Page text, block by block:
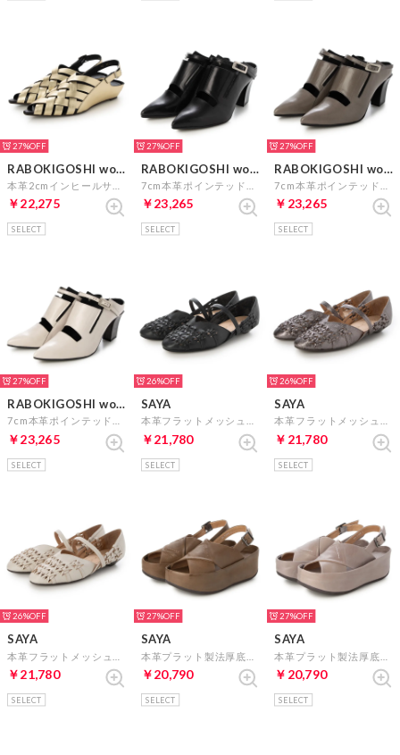
27%
RABOKIGOSHI works
￥22,275
SELECT
27%
RABOKIGOSHI works
￥23,265
SELECT
27%
RABOKIGOSHI works
￥23,265
SELECT
27%
RABOKIGOSHI works
￥23,265
SELECT
26%
SAYA
￥21,780
SELECT
26%
SAYA
￥21,780
SELECT
26%
SAYA
￥21,780
SELECT
27%
SAYA
￥20,790
SELECT
27%
SAYA
￥20,790
SELECT